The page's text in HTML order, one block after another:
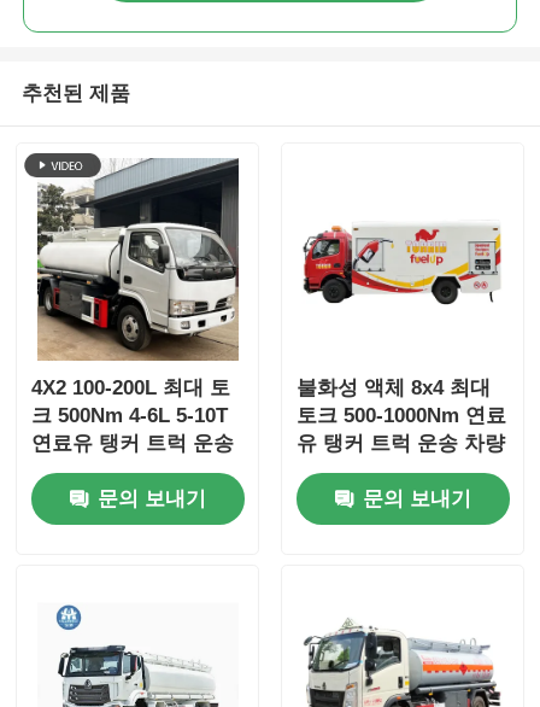
추천된 제품
4X2 100-200L 최대 토
크 500Nm 4-6L 5-10T
연료유 탱커 트럭 운송
차량
문의 보내기
불화성 액체 8x4 최대
토크 500-1000Nm 연료
유 탱커 트럭 운송 차량
문의 보내기